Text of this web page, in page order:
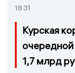
18:31
Курская
очередной
1,7 млрд